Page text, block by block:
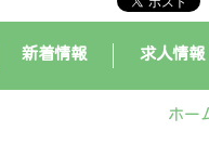
新着情報 求人情報
ホー